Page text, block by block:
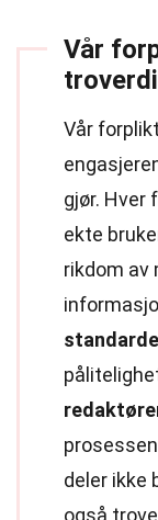
Vår
Vår
gjør. Hver
ekte
rikdom av
deler ikke
også